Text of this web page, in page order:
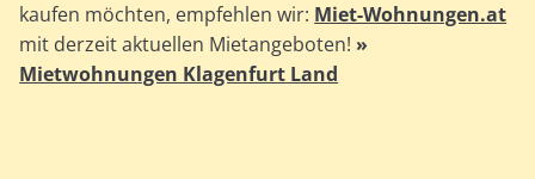
kaufen möchten, empfehlen wir: Miet-Wohnungen.at
mit derzeit aktuellen Mietangeboten! »
Mietwohnungen Klagenfurt Land